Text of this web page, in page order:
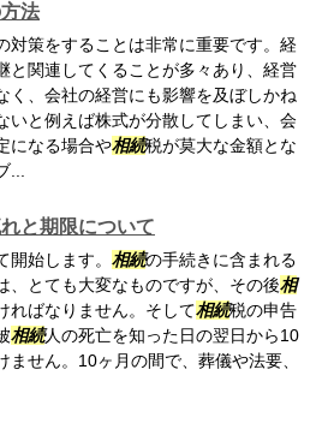
法
対策をすることは非常に重要です。経
と関連してくることが多々あり、経営
く、会社の経営にも影響を及ぼしかね
いと例えば株式が分散してしまい、会
になる場合や相続税が莫大な金額とな
と期限について
始します。 相続の手続きに含まれる
、とても大変なものですが、その後相
ればなりません。そして相続税の申告
相続人の死亡を知った日の翌日から10
ません。10ヶ月の間で、葬儀や法要、